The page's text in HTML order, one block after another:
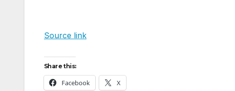
Source link
Share this:
Facebook X